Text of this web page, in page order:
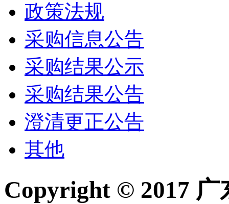
政策法规
采购信息公告
采购结果公示
采购结果公告
澄清更正公告
其他
Copyright © 2017